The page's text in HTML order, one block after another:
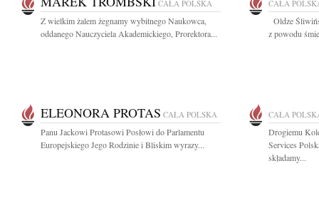
CAŁA POLSKA
Z wielkim żalem żegnamy wybitnego Naukowca,
oddanego Nauczyciela Akademickiego, Prorektora...
CAŁA
Oldze
z powodu
ELEONORA PROTAS CAŁA POLSKA
Panu Jackowi Protasowi Posłowi do Parlamentu
Europejskiego Jego Rodzinie i Bliskim wyrazy...
CAŁA
Drogiemu
Services
składamy...